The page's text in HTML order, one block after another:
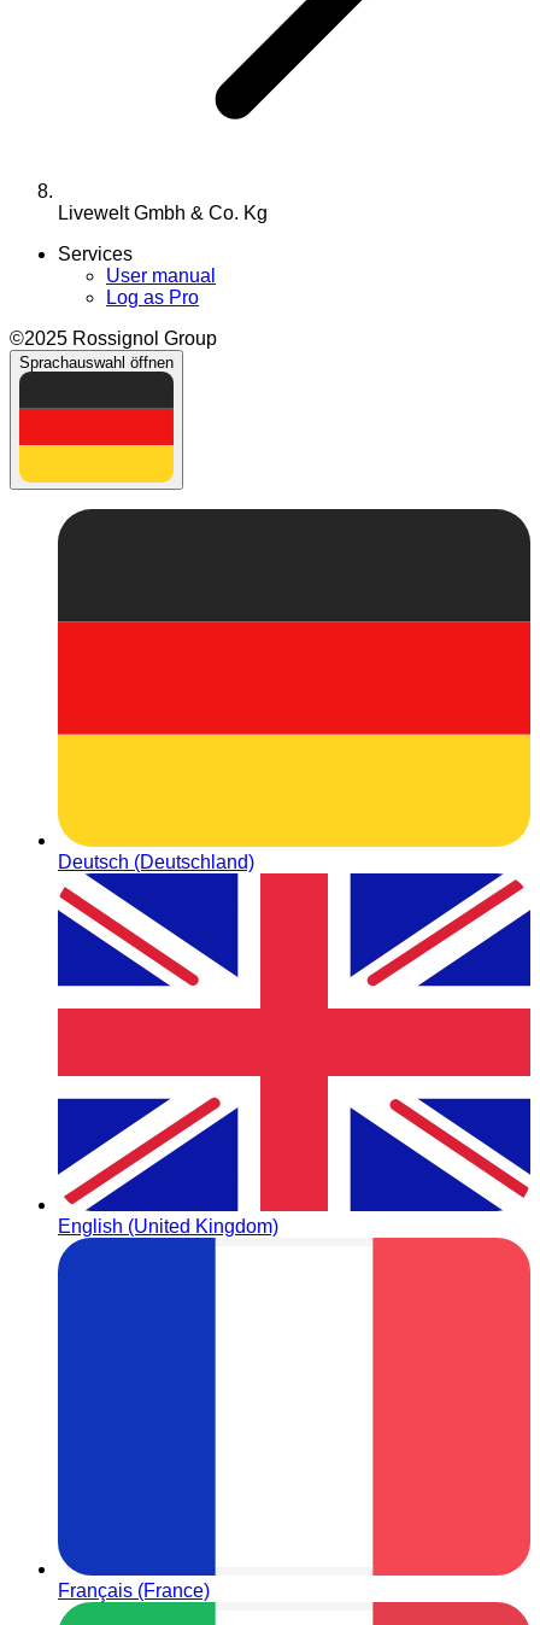
Livewelt Gmbh & Co. Kg
Services
User manual
Log as Pro
©2025 Rossignol Group
Sprachauswahl öffnen
Deutsch (Deutschland)
English (United Kingdom)
Français (France)